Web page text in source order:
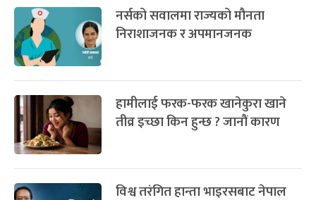
नर्सको सवालमा राज्यको मौनता
निराशाजनक र अपमानजनक
हामीलाई फरक-फरक खानेकुरा खाने
तीव्र इच्छा किन हुन्छ ? जानौं कारण
विश्व तरंगित हान्ता भाइरसबाट नेपाल